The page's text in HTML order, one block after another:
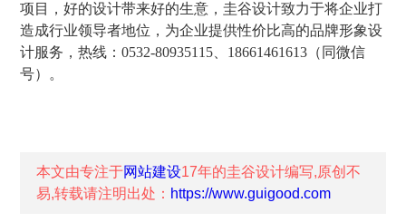
项目，好的设计带来好的生意，圭谷设计致力于将企业打
造成行业领导者地位，为企业提供性价比高的品牌形象设
计服务，热线：0532-80935115、18661461613（同微信
号）。
本文由专注于网站建设17年的圭谷设计编写,原创不
易,转载请注明出处： https://www.guigood.com